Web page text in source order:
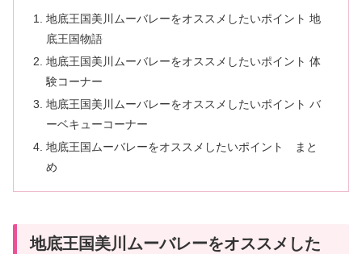
地底王国美川ムーバレーをオススメしたいポイント 地
底王国物語
地底王国美川ムーバレーをオススメしたいポイント 体
験コーナー
地底王国美川ムーバレーをオススメしたいポイント バ
ーベキューコーナー
地底王国ムーバレーをオススメしたいポイント まと
め
地底王国美川ムーバレーをオススメした